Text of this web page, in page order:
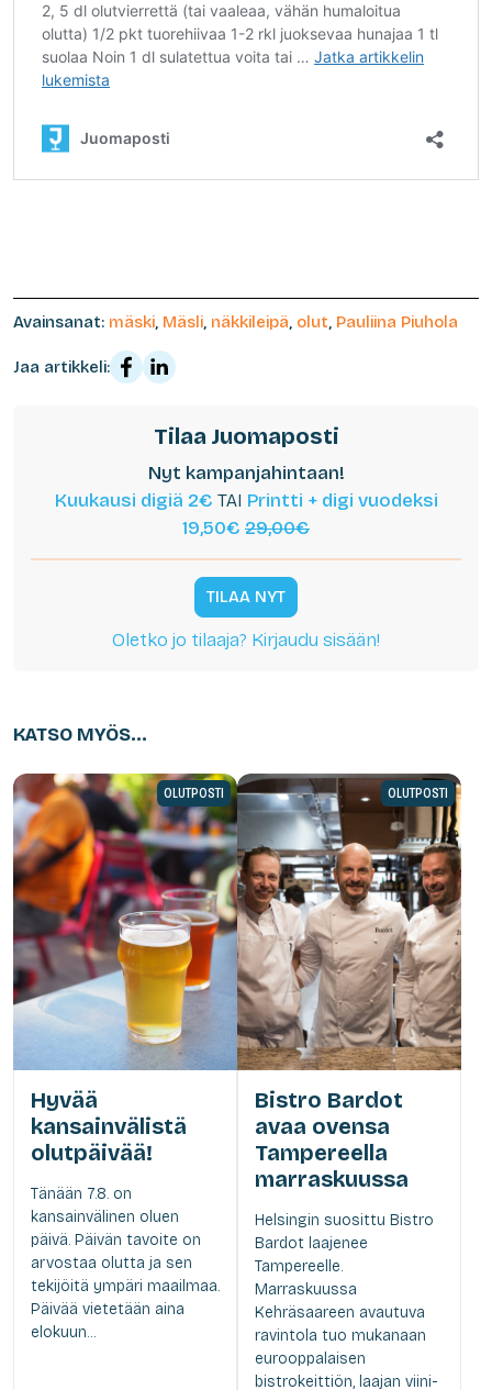
Avainsanat: mäski, Mäsli, näkkileipä, olut, Pauliina Piuhola
Jaa artikkeli:
Tilaa Juomaposti
Nyt kampanjahintaan!
Kuukausi digiä 2€ TAI Printti + digi vuodeksi
19,50€ 29,00€
TILAA NYT
Oletko jo tilaaja? Kirjaudu sisään!
KATSO MYÖS...
OLUTPOSTI
Hyvää
kansainvälistä
olutpäivää!
Tänään 7.8. on
kansainvälinen oluen
päivä. Päivän tavoite on
arvostaa olutta ja sen
tekijöitä ympäri maailmaa.
Päivää vietetään aina
elokuun...
OLUTPOSTI
Bistro Bardot
avaa ovensa
Tampereella
marraskuussa
Helsingin suosittu Bistro
Bardot laajenee
Tampereelle.
Marraskuussa
Kehräsaareen avautuva
ravintola tuo mukanaan
eurooppalaisen
bistrokeittiön, laajan viini-